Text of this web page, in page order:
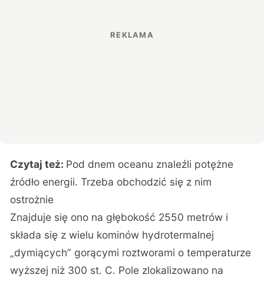
Czytaj też: Pod dnem oceanu znaleźli potężne
źródło energii. Trzeba obchodzić się z nim
ostrożnie
Znajduje się ono na głębokość 2550 metrów i
składa się z wielu kominów hydrotermalnej
„dymiących” gorącymi roztworami o temperaturze
wyższej niż 300 st. C. Pole zlokalizowano na